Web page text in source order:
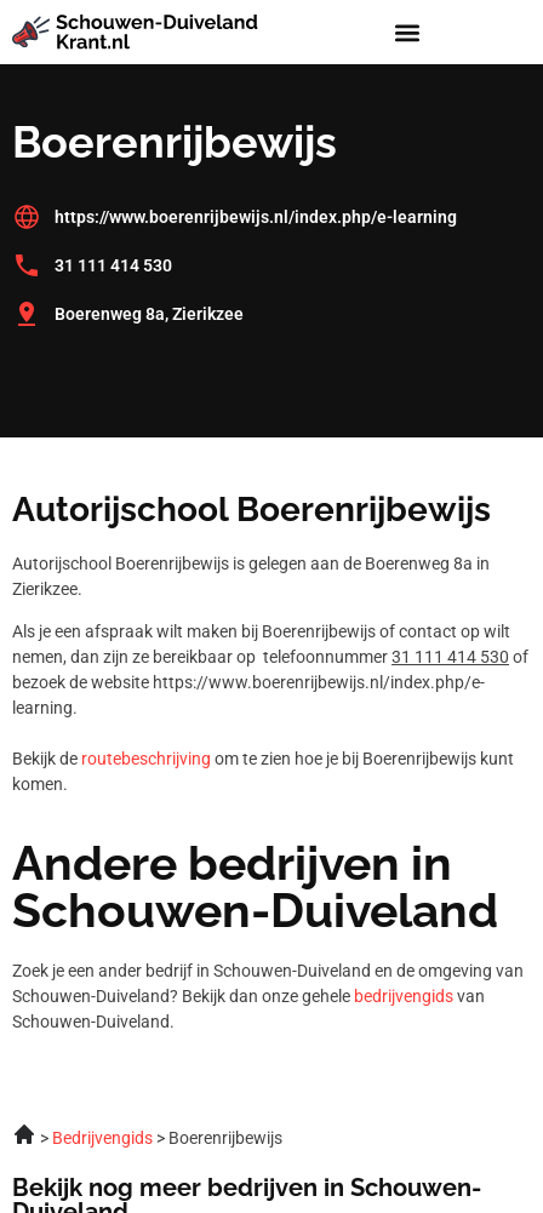
Boerenrijbewijs
https://www.boerenrijbewijs.nl/index.php/e-learning
31 111 414 530
Boerenweg 8a, Zierikzee
Autorijschool Boerenrijbewijs
Autorijschool Boerenrijbewijs is gelegen aan de Boerenweg 8a in
Zierikzee.
Als je een afspraak wilt maken bij Boerenrijbewijs of contact op wilt
nemen, dan zijn ze bereikbaar op telefoonnummer31 111 414 530 of
bezoek de website https://www.boerenrijbewijs.nl/index.php/e-
learning.
Bekijk de routebeschrijving om te zien hoe je bij Boerenrijbewijs kunt
komen.
Andere bedrijven in
Schouwen-Duiveland
Zoek je een ander bedrijf in Schouwen-Duiveland en de omgeving van
Schouwen-Duiveland? Bekijk dan onze gehele bedrijvengidsvan
Schouwen-Duiveland.
Bedrijvengids Boerenrijbewijs
Bekijk nog meer bedrijven in Schouwen-